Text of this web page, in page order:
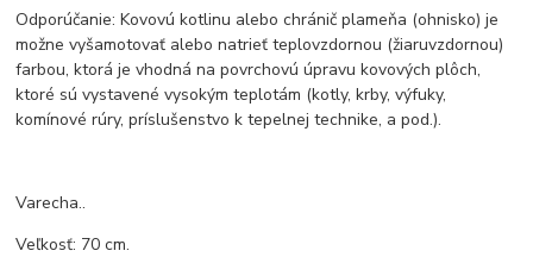
Odporúčanie: Kovovú kotlinu alebo chránič plameňa (ohnisko) je
možne vyšamotovať alebo natrieť teplovzdornou (žiaruvzdornou)
farbou, ktorá je vhodná na povrchovú úpravu kovových plôch,
ktoré sú vystavené vysokým teplotám (kotly, krby, výfuky,
komínové rúry, príslušenstvo k tepelnej technike, a pod.).
Varecha..
Veľkosť: 70 cm.